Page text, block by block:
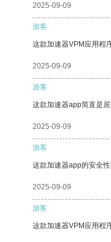
2025-09-09
游客
这款加速器VPM应用程
2025-09-09
游客
这款加速器app简直是
2025-09-09
游客
这款加速器app的安全
2025-09-09
游客
这款加速器VPM应用程